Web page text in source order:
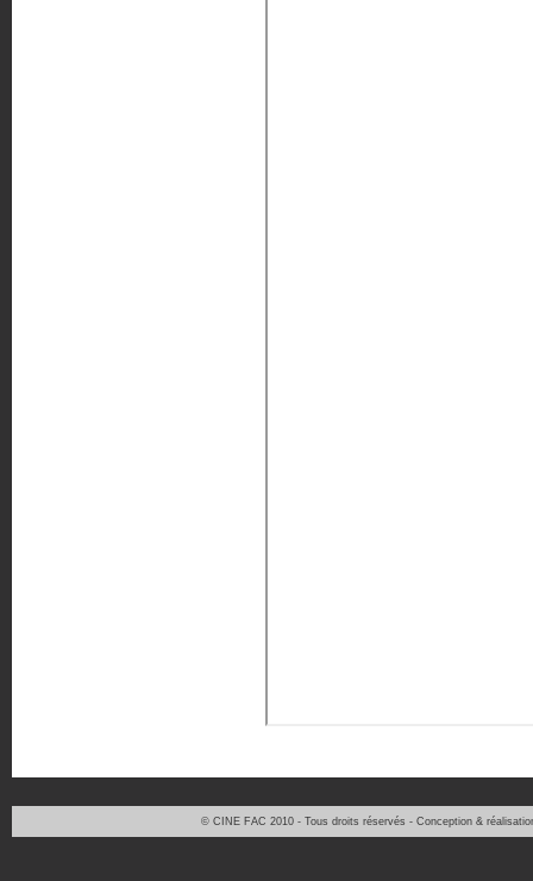
© CINE FAC 2010 - Tous droits réservés - Conception &